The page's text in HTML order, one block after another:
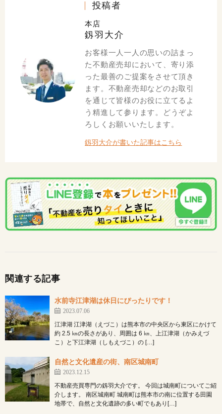
投稿者
本店
釼羽大介
お客様一人一人の思いの詰まっ
た不動産売却において、寄り添
った最善のご提案をさせて頂き
ます。不動産売却などのお取引
を通じて皆様のお役に立てるよ
う精進して参ります。どうぞよ
ろしくお願いいたします。
釼羽大介が書いた記事はこちら
関連する記事
水前寺江津湖は休日にぴったりです！
2023.07.06
江津湖 江津湖（えづこ）は熊本市の中央区から東区にかけて
約 2.5 ㎞の長さがあり、周囲は 6 ㎞、上江津湖（かみえづ
こ）と下江津湖（しもえづこ）の […]
自然と文化遺産の街、南区城南町
2023.12.15
不動産売買専門の釼羽大介です。 今回は城南町についてご紹
介します。 南区城南町 城南町は熊本市の南に位置する田園
地帯で、自然と文化遺跡の多い町でもあり[…]